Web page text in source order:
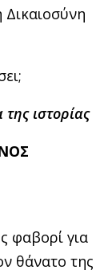
Δικαιοσύνη
ιστορίας
φαβορί για
θάνατο της